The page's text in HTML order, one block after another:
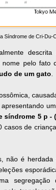
Síndrome de Cri-Du-
nome pelo fato
de um gato
síndrome 5 p -
de
não é herdada
segregação